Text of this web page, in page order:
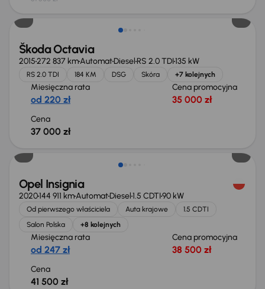
Škoda Octavia
2015272 837 kmAutomatDiesel RS 2.0 TDI135 kW
RS 2.0 TDI 184 KM DSG Skóra +7 kolejnych
Miesięczna rata
od 220 zł
Cena promocyjna
35 000 zł
Cena
37 000 zł
Opel Insignia
2020144 911 kmAutomatDiesel1.5 CDTI90 kW
Od pierwszego właściciela Auta krajowe
1.5 CDTI
Salon Polska
+8 kolejnych
Miesięczna rata
od 247 zł
Cena promocyjna
38 500 zł
Cena
41 500 zł